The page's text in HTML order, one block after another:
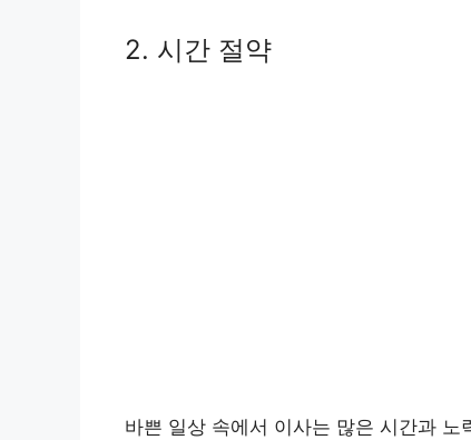
2. 시간 절약
바쁜 일상 속에서 이사는 많은 시간과